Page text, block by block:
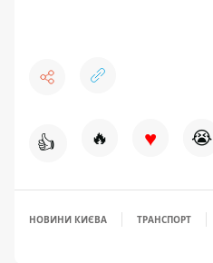
👍 🔥 ♥ 😭
НОВИНИ КИЄВА ТРАНСПОРТ